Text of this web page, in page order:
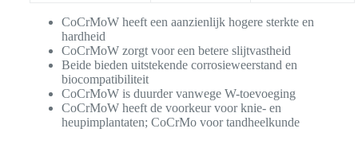
CoCrMoW heeft een aanzienlijk hogere sterkte en
hardheid
CoCrMoW zorgt voor een betere slijtvastheid
Beide bieden uitstekende corrosieweerstand en
biocompatibiliteit
CoCrMoW is duurder vanwege W-toevoeging
CoCrMoW heeft de voorkeur voor knie- en
heupimplantaten; CoCrMo voor tandheelkunde